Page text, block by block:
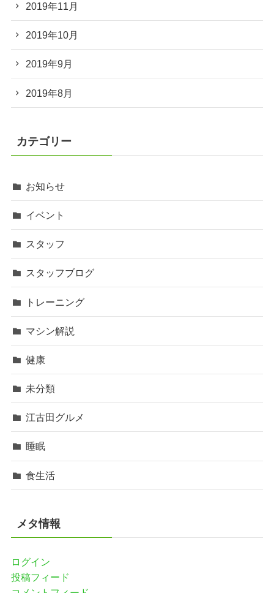
2019年11月
2019年10月
2019年9月
2019年8月
カテゴリー
お知らせ
イベント
スタッフ
スタッフブログ
トレーニング
マシン解説
健康
未分類
江古田グルメ
睡眠
食生活
メタ情報
ログイン
投稿フィード